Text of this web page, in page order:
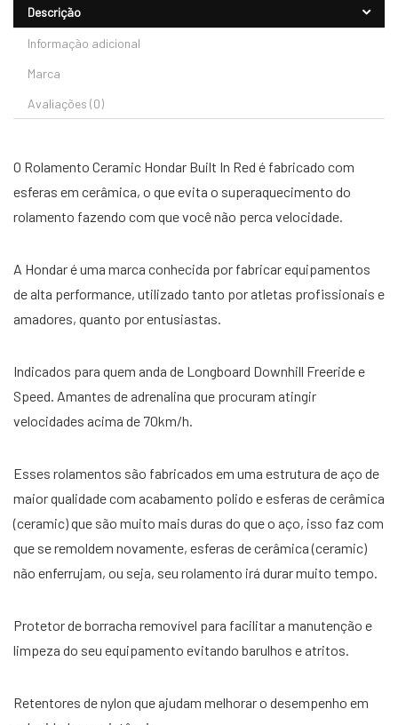
Descrição
Informação adicional
Marca
Avaliações (0)
O Rolamento Ceramic Hondar Built In Red é fabricado com
esferas em cerâmica, o que evita o superaquecimento do
rolamento fazendo com que você não perca velocidade.
A Hondar é uma marca conhecida por fabricar equipamentos
de alta performance, utilizado tanto por atletas profissionais e
amadores, quanto por entusiastas.
Indicados para quem anda de Longboard Downhill Freeride e
Speed. Amantes de adrenalina que procuram atingir
velocidades acima de 70km/h.
Esses rolamentos são fabricados em uma estrutura de aço de
maior qualidade com acabamento polido e esferas de cerâmica
(ceramic) que são muito mais duras do que o aço, isso faz com
que se remoldem novamente, esferas de cerâmica (ceramic)
não enferrujam, ou seja, seu rolamento irá durar muito tempo.
Protetor de borracha removível para facilitar a manutenção e
limpeza do seu equipamento evitando barulhos e atritos.
Retentores de nylon que ajudam melhorar o desempenho em